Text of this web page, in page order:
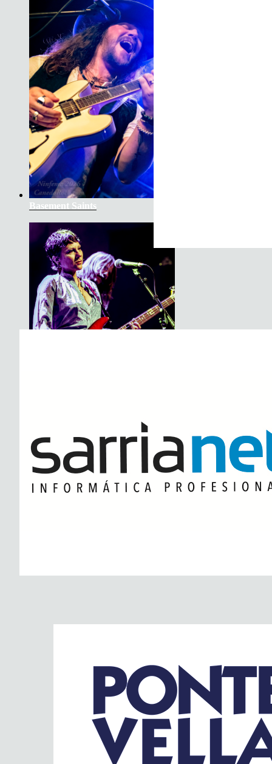
Son do Camiño
Basement Saints
The Soundtrack Of Our Lives +